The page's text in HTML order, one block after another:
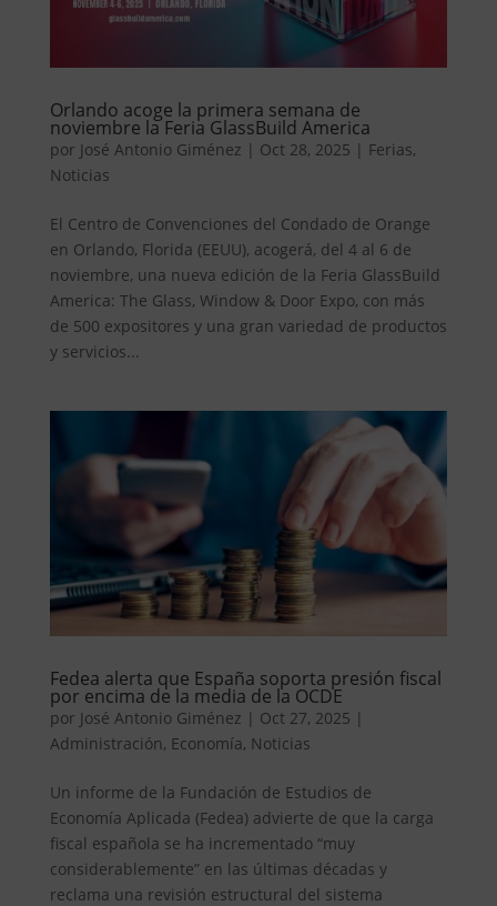
Orlando acoge la primera semana de
noviembre la Feria GlassBuild America
por José Antonio Giménez | Oct 28, 2025 | Ferias,
Noticias
El Centro de Convenciones del Condado de Orange
en Orlando, Florida (EEUU), acogerá, del 4 al 6 de
noviembre, una nueva edición de la Feria GlassBuild
America: The Glass, Window & Door Expo, con más
de 500 expositores y una gran variedad de productos
y servicios...
Fedea alerta que España soporta presión fiscal
por encima de la media de la OCDE
por José Antonio Giménez | Oct 27, 2025 |
Administración, Economía, Noticias
Un informe de la Fundación de Estudios de
Economía Aplicada (Fedea) advierte de que la carga
fiscal española se ha incrementado “muy
considerablemente” en las últimas décadas y
reclama una revisión estructural del sistema